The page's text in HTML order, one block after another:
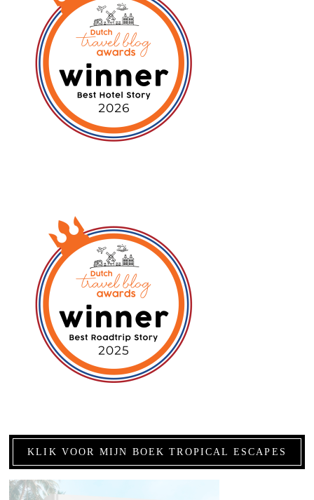
KLIK VOOR MIJN BOEK TROPICAL ESCAPES